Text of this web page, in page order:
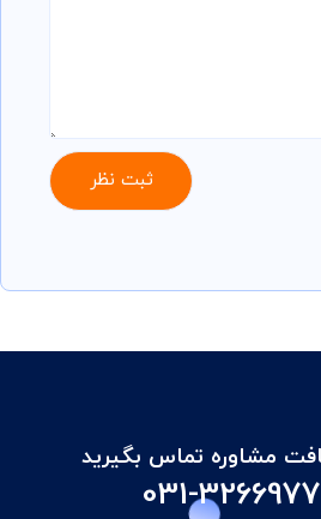
مشاوره تماس بگيريد
031-